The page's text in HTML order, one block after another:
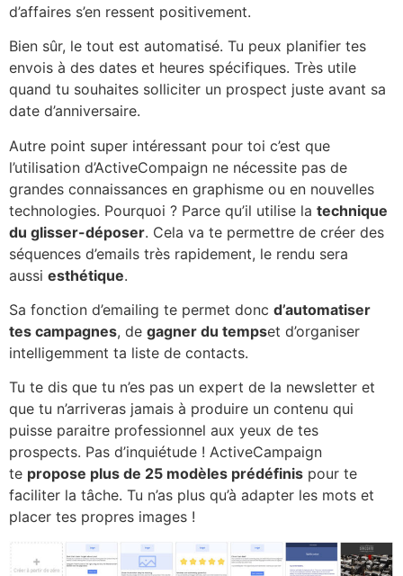
d’affaires s’en ressent positivement.
Bien sûr, le tout est automatisé. Tu peux planifier tes
envois à des dates et heures spécifiques. Très utile
quand tu souhaites solliciter un prospect juste avant sa
date d’anniversaire.
Autre point super intéressant pour toi c’est que
l’utilisation d’ActiveCompaign ne nécessite pas de
grandes connaissances en graphisme ou en nouvelles
technologies. Pourquoi ? Parce qu’il utilise la technique
du glisser-déposer. Cela va te permettre de créer des
séquences d’emails très rapidement, le rendu sera
aussi esthétique.
Sa fonction d’emailing te permet donc d’automatiser
tes campagnes, de gagner du tempset d’organiser
intelligemment ta liste de contacts.
Tu te dis que tu n’es pas un expert de la newsletter et
que tu n’arriveras jamais à produire un contenu qui
puisse paraitre professionnel aux yeux de tes
prospects. Pas d’inquiétude ! ActiveCampaign
te propose plus de 25 modèles prédéfinis pour te
faciliter la tâche. Tu n’as plus qu’à adapter les mots et
placer tes propres images !